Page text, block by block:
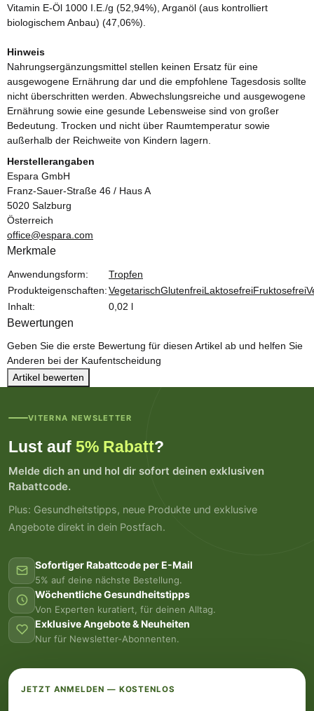
Vitamin E-Öl 1000 I.E./g (52,94%), Arganöl (aus kontrolliert
biologischem Anbau) (47,06%).
Hinweis
Nahrungsergänzungsmittel stellen keinen Ersatz für eine
ausgewogene Ernährung dar und die empfohlene Tagesdosis sollte
nicht überschritten werden. Abwechslungsreiche und ausgewogene
Ernährung sowie eine gesunde Lebensweise sind von großer
Bedeutung. Trocken und nicht über Raumtemperatur sowie
außerhalb der Reichweite von Kindern lagern.
Herstellerangaben
Espara GmbH
Franz-Sauer-Straße 46 / Haus A
5020 Salzburg
Österreich
office@espara.com
Merkmale
Produkteigenschaft
Wert
Anwendungsform:
Tropfen
Produkteigenschaften:VegetarischGlutenfreiLaktosefreiFruktosefrei
Inhalt:
0,02 l
Bewertungen
Geben Sie die erste Bewertung für diesen Artikel ab und helfen Sie
Anderen bei der Kaufentscheidung
Artikel bewerten
VITERNA NEWSLETTER
Lust auf 5% Rabatt?
Melde dich an und hol dir sofort deinen exklusiven
Rabattcode.
Plus: Gesundheitstipps, neue Produkte und exklusive
Angebote direkt in dein Postfach.
Sofortiger Rabattcode per E-Mail
5% auf deine nächste Bestellung.
Wöchentliche Gesundheitstipps
Von Experten kuratiert, für deinen Alltag.
Exklusive Angebote & Neuheiten
Nur für Newsletter-Abonnenten.
JETZT ANMELDEN — KOSTENLOS